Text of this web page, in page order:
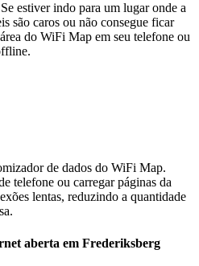
estiver indo para um lugar onde a
são caros ou não consegue ficar
do WiFi Map em seu telefone ou
de dados do WiFi Map.
telefone ou carregar páginas da
lentas, reduzindo a quantidade
aberta em Frederiksberg